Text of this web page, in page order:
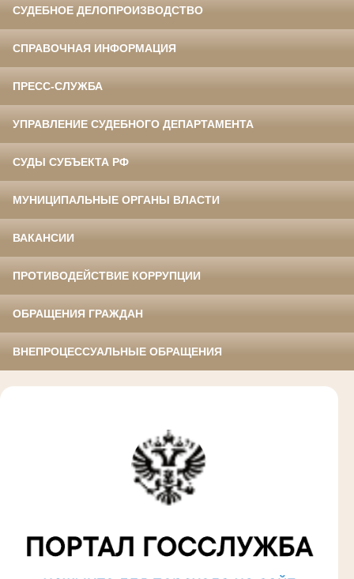
СУДЕБНОЕ ДЕЛОПРОИЗВОДСТВО
СПРАВОЧНАЯ ИНФОРМАЦИЯ
ПРЕСС-СЛУЖБА
УПРАВЛЕНИЕ СУДЕБНОГО ДЕПАРТАМЕНТА
СУДЫ СУБЪЕКТА РФ
МУНИЦИПАЛЬНЫЕ ОРГАНЫ ВЛАСТИ
ВАКАНСИИ
ПРОТИВОДЕЙСТВИЕ КОРРУПЦИИ
ОБРАЩЕНИЯ ГРАЖДАН
ВНЕПРОЦЕССУАЛЬНЫЕ ОБРАЩЕНИЯ